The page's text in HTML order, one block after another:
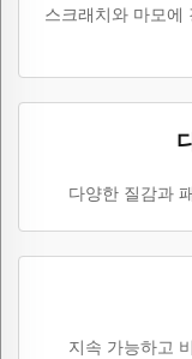
스크래치와 마모에
다양한 질감과
지속 가능하고